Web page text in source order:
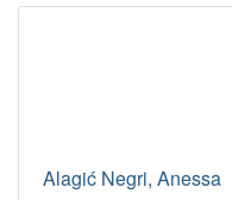
Alagić Negri, Anessa